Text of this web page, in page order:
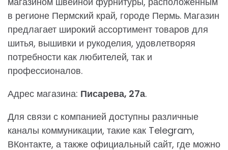
в регионе Пермский край, городе Пермь. Магазин
предлагает широкий ассортимент товаров для
шитья, вышивки и рукоделия, удовлетворяя
потребности как любителей, так и
профессионалов.
Адрес магазина: Писарева, 27а.
Для связи с компанией доступны различные
каналы коммуникации, такие как Telegram,
ВКонтакте, а также официальный сайт, где можно